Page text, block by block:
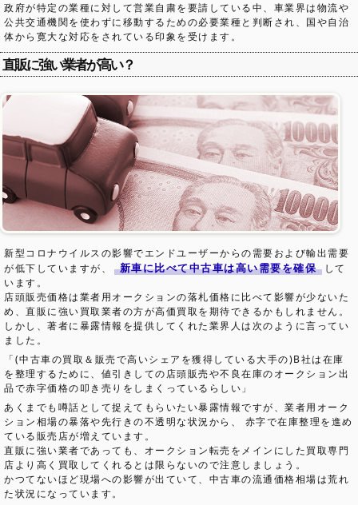
政府が特定の業種に対して営業自粛を要請している中、車業界は物流や
公共交通機関を使わずに移動するための必要業種と判断され、国や自治
体から寛大な対応をされている印象を受けます。
直販に強い業者が高い？
新型コロナウイルスの影響でエンドユーザーからの需要および輸出需要
が低下していますが、
新車に比べて中古車は高い需要を確保
して
います。
店頭販売価格は業者用オークションの落札価格に比べて影響が少ないた
め、直販に強い買取業者の方が高価買取を期待できるかもしれません。
しかし、著者に暴露情報を提供してくれた業界人は次のように言ってい
ました。
「(中古車の買取＆販売で高いシェアを獲得している大手の)B社は在庫
を整理するために、値引きしての店頭販売や不良在庫のオークション出
品で赤字価格の叩き売りをしまくっているらしい」
あくまでも噂話として捉えてもらいたい暴露情報ですが、業者用オーク
ション相場の暴落や先行きの不透明な状況から、 赤字で在庫整理を進め
ている販売店が増えています。
直販に強い業者であっても、オークション転売をメインにした買取専門
店より高く買取してくれるとは限らないので注意しましょう。
かつてないほど現場への影響が出ていて、中古車の流通価格相場は荒れ
た状況になっています。